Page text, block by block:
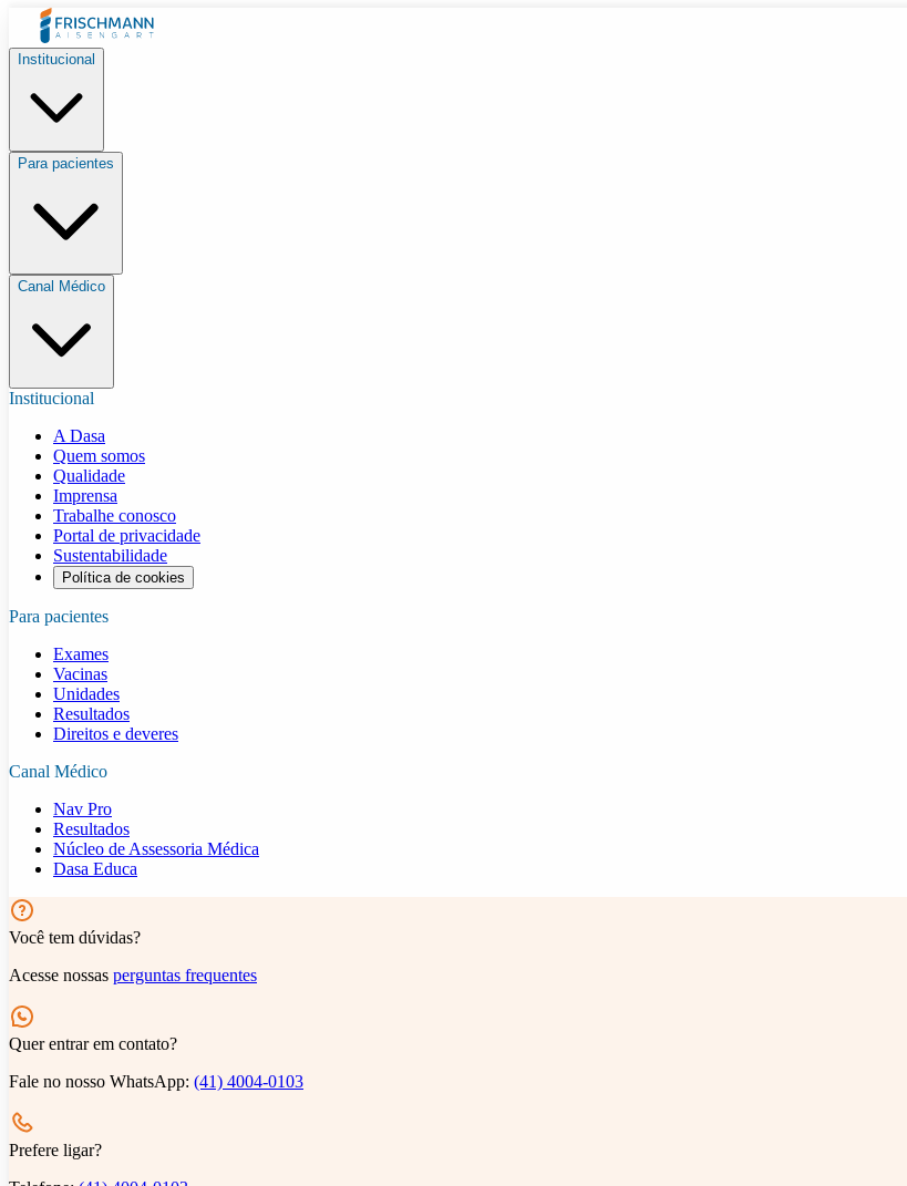
Institucional
Para pacientes
Canal Médico
Institucional
A Dasa
Quem somos
Qualidade
Imprensa
Trabalhe conosco
Portal de privacidade
Sustentabilidade
Política de cookies
Para pacientes
Exames
Vacinas
Unidades
Resultados
Direitos e deveres
Canal Médico
Nav Pro
Resultados
Núcleo de Assessoria Médica
Dasa Educa
Você tem dúvidas?
Acesse nossas perguntas frequentes
Quer entrar em contato?
Fale no nosso WhatsApp: (41) 4004-0103
Prefere ligar?